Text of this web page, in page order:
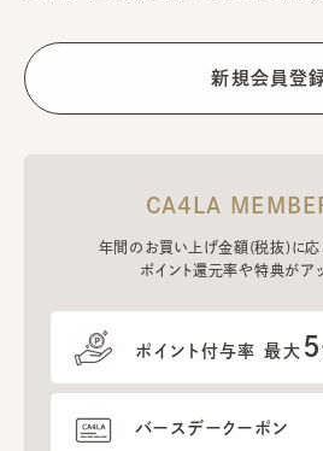
CA4LA
年間のお買い上げ金額(税抜)に応
ポイント還元率や特典がアッ
ポイント付与率 最大 5
バースデークーポン